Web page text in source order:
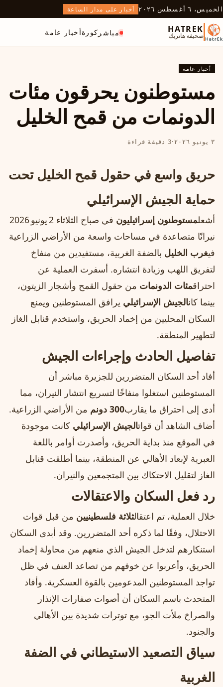
الخميس، ٦ أغسطس ٢٠٢٦ أخبار على مدار الساعة
HATREK
صحيفة هاتريك مباشر كورةأخبار عامة
أخبار عامة
مستوطنون يحرقون مئات
الدونمات من قمح الخليل
٣ يونيو ٢٠٢٦ ·3 دقيقة قراءة
حريق واسع في حقول قمح الخليل تحت
حماية الجيش الإسرائيلي
أشعلمستوطنون إسرائيليون
في صباح الثلاثاء 2 يونيو 2026
نيرانًا متصاعدة في مساحات واسعة من الأراضي الزراعية
فيغرب الخليل بالضفة الغربية، مستفيدين من منفاخ
لتفريق اللهب وزيادة انتشاره. أسفرت العملية عن
احتراقمئات الدونمات من حقول القمح وأشجار الزيتون،
بينما كانالجيش الإسرائيلي يرافق المستوطنين ويمنع
السكان المحليين من إخماد الحريق، واستخدم قنابل الغاز
لتطهير المنطقة.
تفاصيل الحادث وإجراءات الجيش
أفاد أحد السكان المتضررين للجزيرة مباشر أن
المستوطنين استغلوا منفاخًا لتسريع انتشار النيران، مما
أدى إلى احتراق ما يقارب300 دونم
من الأراضي الزراعية.
أضاف الشاهد أن قواتالجيش الإسرائيلي كانت موجودة
في الموقع منذ بداية الحريق، وأصدرت أوامر باللغة
العبرية لإبعاد الأهالي عن المنطقة، بينما أطلقت قنابل
الغاز لتقليل الاحتكاك بين المتجمعين والنيران.
رد فعل السكان والاعتقالات
خلال العملية، تم اعتقالثلاثة فلسطينيين من قبل قوات
الاحتلال، وفقًا لما ذكره أحد المتضررين. وقد أبدى السكان
استنكارهم لتدخل الجيش الذي منعهم من محاولة إخماد
الحريق، وأعربوا عن خوفهم من تصاعد العنف في ظل
تواجد المستوطنين المدعومين بالقوة العسكرية. وأفاد
المتحدث باسم السكان أن أصوات صفارات الإنذار
والصراخ ملأت الجو، مع توترات شديدة بين الأهالي
والجنود.
سياق التصعيد الاستيطاني في الضفة
الغربية